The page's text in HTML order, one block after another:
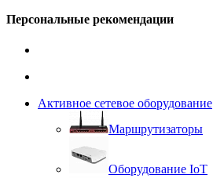
Персональные рекомендации
Активное сетевое оборудование
Маршрутизаторы
Оборудование IoT